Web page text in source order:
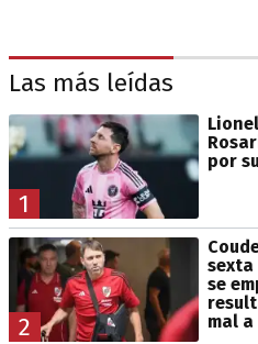
Las más leídas
1
por
2
sexta
se
mal a